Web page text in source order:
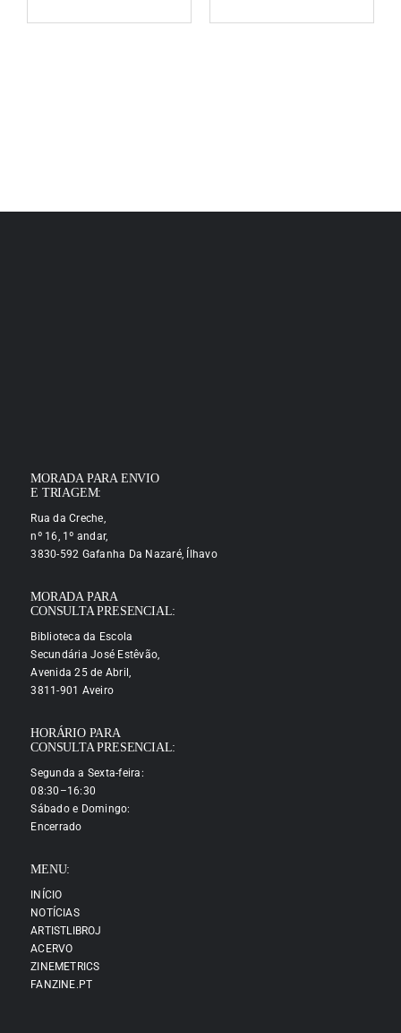
MORADA PARA ENVIO
E TRIAGEM:
Rua da Creche,
nº 16, 1º andar,
3830-592 Gafanha Da Nazaré, Ílhavo
MORADA PARA
CONSULTA PRESENCIAL:
Biblioteca da Escola
Secundária José Estêvão,
Avenida 25 de Abril,
3811-901 Aveiro
HORÁRIO PARA
CONSULTA PRESENCIAL:
Segunda a Sexta-feira:
08:30–16:30
Sábado e Domingo:
Encerrado
MENU:
INÍCIO
NOTÍCIAS
ARTISTLIBROJ
ACERVO
ZINEMETRICS
FANZINE.PT